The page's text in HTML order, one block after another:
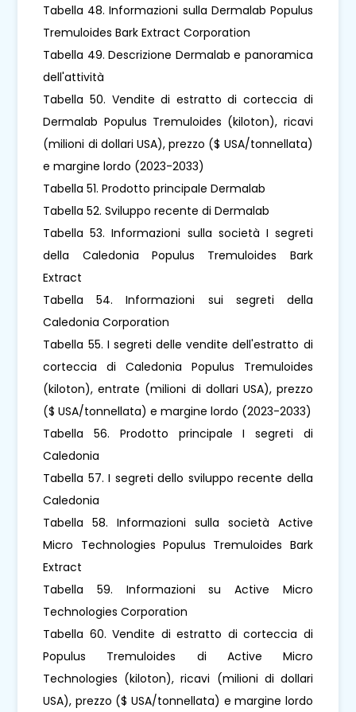
Tabella 48. Informazioni sulla Dermalab Populus
Tremuloides Bark Extract Corporation
Tabella 49. Descrizione Dermalab e panoramica
dell'attività
Tabella 50. Vendite di estratto di corteccia di
Dermalab Populus Tremuloides (kiloton), ricavi
(milioni di dollari USA), prezzo ($ USA/tonnellata)
e margine lordo (2023-2033)
Tabella 51. Prodotto principale Dermalab
Tabella 52. Sviluppo recente di Dermalab
Tabella 53. Informazioni sulla società I segreti
della Caledonia Populus Tremuloides Bark
Extract
Tabella 54. Informazioni sui segreti della
Caledonia Corporation
Tabella 55. I segreti delle vendite dell'estratto di
corteccia di Caledonia Populus Tremuloides
(kiloton), entrate (milioni di dollari USA), prezzo
($ USA/tonnellata) e margine lordo (2023-2033)
Tabella 56. Prodotto principale I segreti di
Caledonia
Tabella 57. I segreti dello sviluppo recente della
Caledonia
Tabella 58. Informazioni sulla società Active
Micro Technologies Populus Tremuloides Bark
Extract
Tabella 59. Informazioni su Active Micro
Technologies Corporation
Tabella 60. Vendite di estratto di corteccia di
Populus Tremuloides di Active Micro
Technologies (kiloton), ricavi (milioni di dollari
USA), prezzo ($ USA/tonnellata) e margine lordo